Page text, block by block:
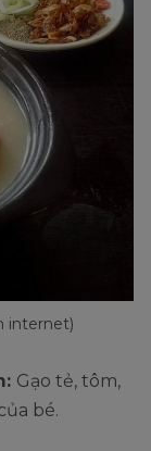
internet)
Gạo tẻ, tôm,
bé.